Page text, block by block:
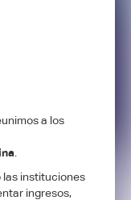
a los
las instituciones
ingresos,